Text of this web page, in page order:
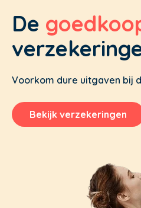
De
Voorkom dure uitgaven bij
Bekijk verzekeringen